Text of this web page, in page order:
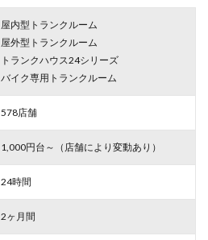
屋内型トランクルーム
屋外型トランクルーム
トランクハウス24シリーズ
バイク専用トランクルーム
578店舗
1,000円台～（店舗により変動あり）
24時間
2ヶ月間